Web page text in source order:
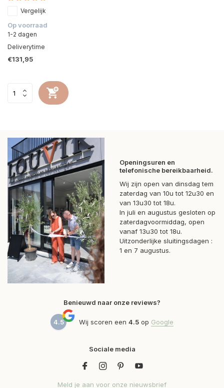
Vergelijk
Op voorraad
1-2 dagen
Deliverytime
€131,95
Openingsuren en
telefonische bereikbaarheid.
Wij zijn open van dinsdag tem
zaterdag van 10u tot 12u30 en
van 13u30 tot 18u.
In juli en augustus gesloten op
zaterdagvoormiddag, open
vanaf 13u30 tot 18u.
Uitzonderlijke sluitingsdagen :
1 en 7 augustus.
Benieuwd naar onze reviews?
4.5 Wij scoren een 4.5 op Google
Sociale media
Meld je aan voor onze nieuwsbrief